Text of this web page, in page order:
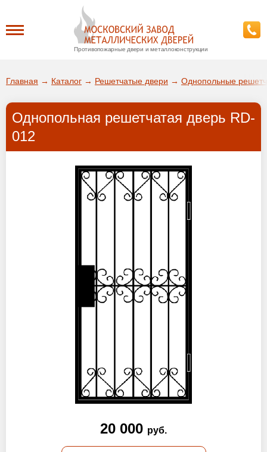
Противопожарные двери и металлоконструкции
ДА!
ВЫБРАТЬ ДРУГОЙ ГОРОД
О заводе
Доставка
ЗАПРОСИТЬ РАСЧЕТ
Закажите звонок
Главная → Каталог → Решетчатые двери → Однопольные
Однопольная решетчатая дверь RD-
012
20 000 руб.